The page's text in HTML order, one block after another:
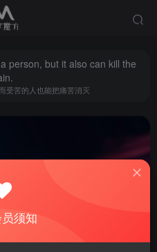
person, but it also can kill the
受苦的人也能把痛苦消灭
须知